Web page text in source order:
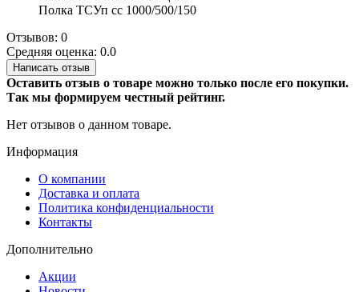
Полка ТСУп сс 1000/500/150
Отзывов: 0
Средняя оценка: 0.0
Написать отзыв
Оставить отзыв о товаре можно только после его покупки.
Так мы формируем честный рейтинг.
Нет отзывов о данном товаре.
Информация
О компании
Доставка и оплата
Политика конфиденциальности
Контакты
Дополнительно
Акции